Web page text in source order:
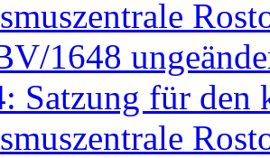
1648
Satzung für den